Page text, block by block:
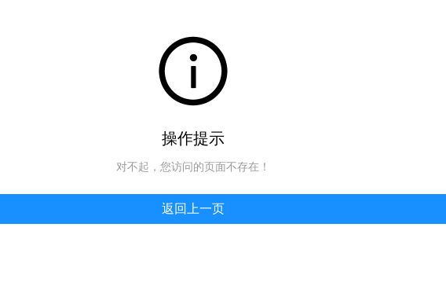
操作提示
对不起，您访问的页面不存在！
返回上一页